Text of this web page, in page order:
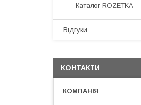
Каталог ROZETKA
Відгуки
КОНТАКТИ